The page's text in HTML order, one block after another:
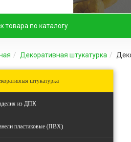
Декоративная штукатурка
штукатурка
из ДПК
пластиковые (ПВХ)